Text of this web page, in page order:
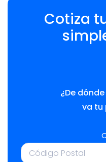
Cotiza
¿De
va tu